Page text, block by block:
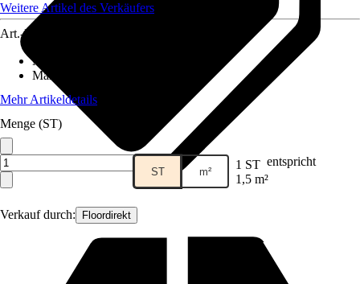
Verkauf durch: Floordirekt
Weitere Artikel des Verkäufers
Art.-Nr.
Material
Maße (BxL)
Mehr Artikeldetails
Menge (ST)
ST m² 1 ST entspricht
1,5 m²